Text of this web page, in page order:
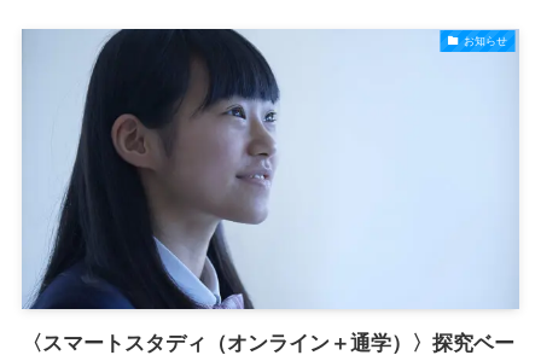
お知らせ
〈スマートスタディ（オンライン＋通学）〉探究ベー